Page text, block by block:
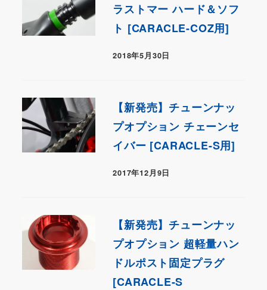
ラストマー ハード＆ソフ
ト [CARACLE-COZ用]
2018年5月30日
【新発売】チューンナッ
プオプション チェーンセ
イバー [CARACLE-S用]
2017年12月9日
【新発売】チューンナッ
プオプション 超軽量ハン
ドルポスト固定プラグ
[CARACLE-S